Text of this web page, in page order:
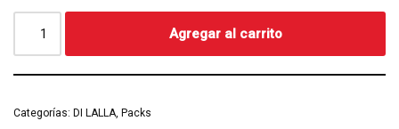
Agregar al carrito
Categorías: DI LALLA Packs